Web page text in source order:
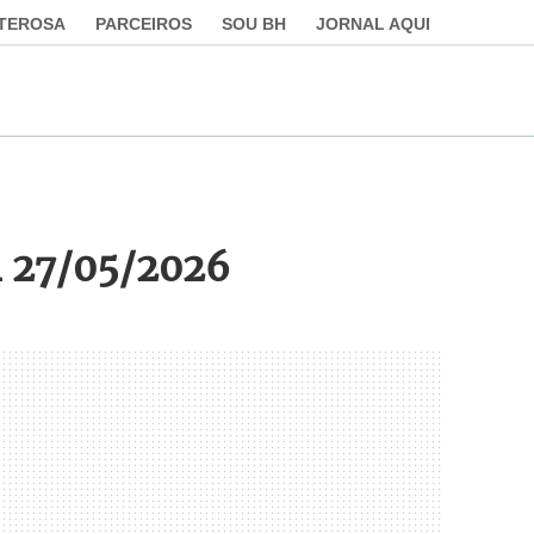
PARCEIROS SOU BH JORNAL AQUI
27/05/2026